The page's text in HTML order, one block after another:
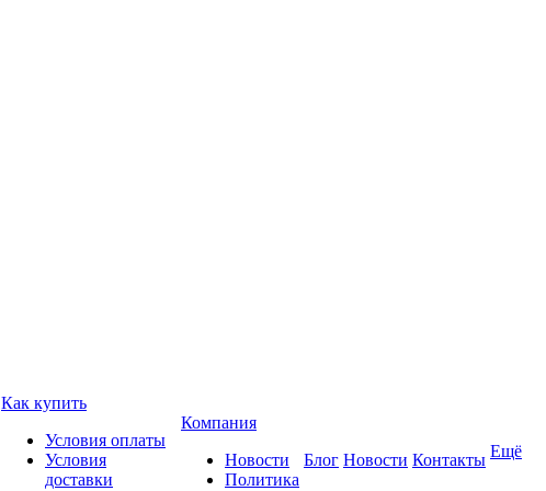
Как купить
Условия оплаты
Условия
доставки
Компания
Новости
Политика
Блог Новости Контакты Ещё